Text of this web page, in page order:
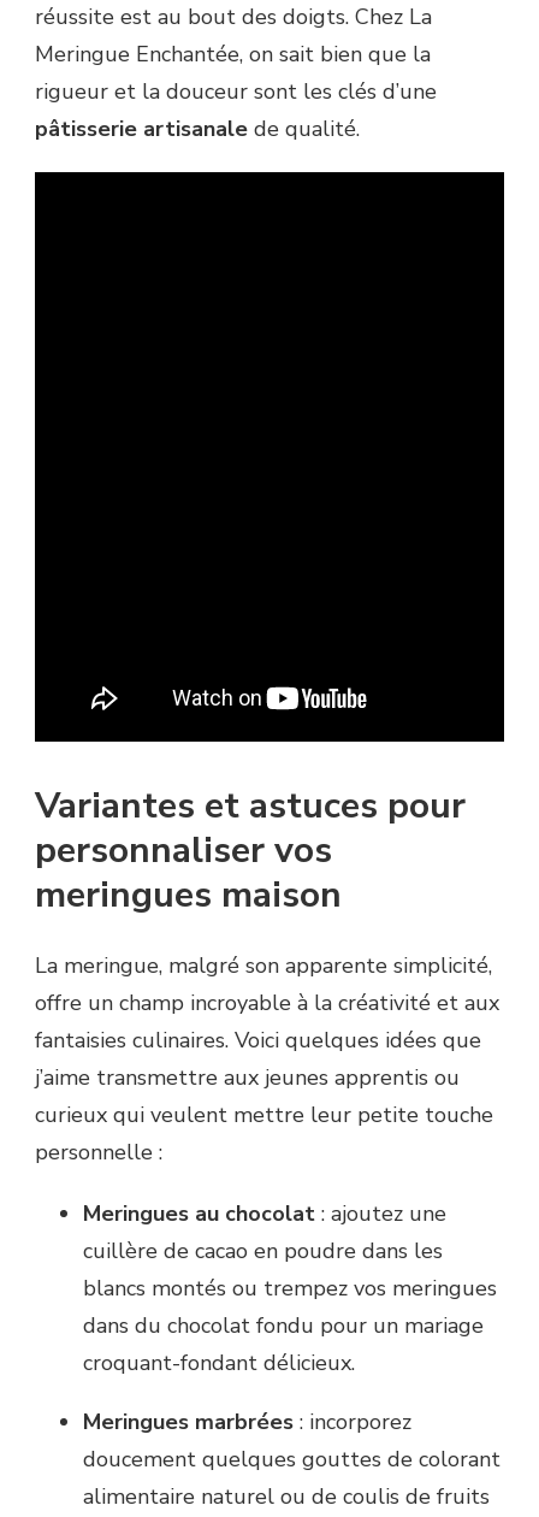
réussite est au bout des doigts. Chez La
Meringue Enchantée, on sait bien que la
rigueur et la douceur sont les clés d’une
pâtisserie artisanale de qualité.
Variantes et astuces pour
personnaliser vos
meringues maison
La meringue, malgré son apparente simplicité,
offre un champ incroyable à la créativité et aux
fantaisies culinaires. Voici quelques idées que
j’aime transmettre aux jeunes apprentis ou
curieux qui veulent mettre leur petite touche
personnelle :
Meringues au chocolat : ajoutez une
cuillère de cacao en poudre dans les
blancs montés ou trempez vos meringues
dans du chocolat fondu pour un mariage
croquant-fondant délicieux.
Meringues marbrées : incorporez
doucement quelques gouttes de colorant
alimentaire naturel ou de coulis de fruits